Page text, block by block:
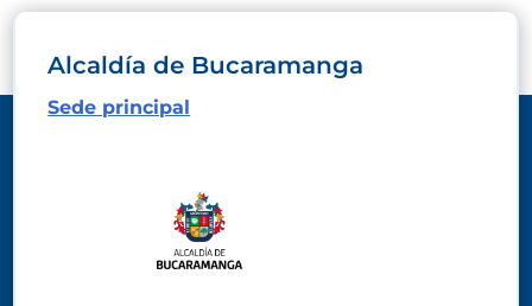
Alcaldía de Bucaramanga
Sede principal